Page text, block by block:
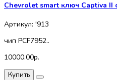
Chevrolet smart ключ Captiva II
Артикул: '913
чип PCF7952..
10000.00р.
Купить